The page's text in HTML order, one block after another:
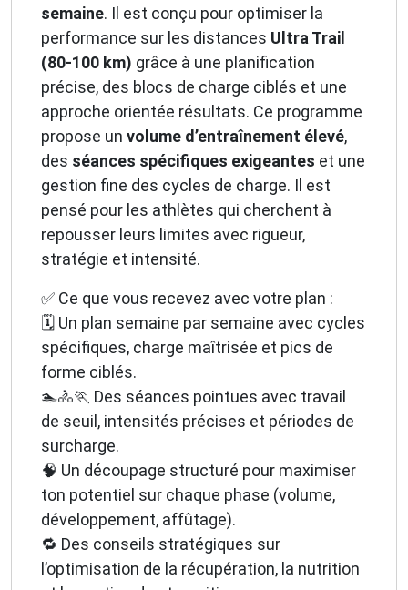
semaine. Il est conçu pour optimiser la
performance sur les distances Ultra Trail
(80-100 km) grâce à une planification
précise, des blocs de charge ciblés et une
approche orientée résultats. Ce programme
propose un volume d’entraînement élevé,
des séances spécifiques exigeantes et une
gestion fine des cycles de charge. Il est
pensé pour les athlètes qui cherchent à
repousser leurs limites avec rigueur,
stratégie et intensité.
✅ Ce que vous recevez avec votre plan :
🗓️ Un plan semaine par semaine avec cycles
spécifiques, charge maîtrisée et pics de
forme ciblés.
🏊🚴🏃 Des séances pointues avec travail
de seuil, intensités précises et périodes de
surcharge.
🧠 Un découpage structuré pour maximiser
ton potentiel sur chaque phase (volume,
développement, affûtage).
🔁 Des conseils stratégiques sur
l’optimisation de la récupération, la nutrition